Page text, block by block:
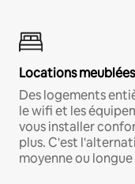
Locations meublées
Des logements
le wifi et les
vous installer
plus. C'est
moyenne ou